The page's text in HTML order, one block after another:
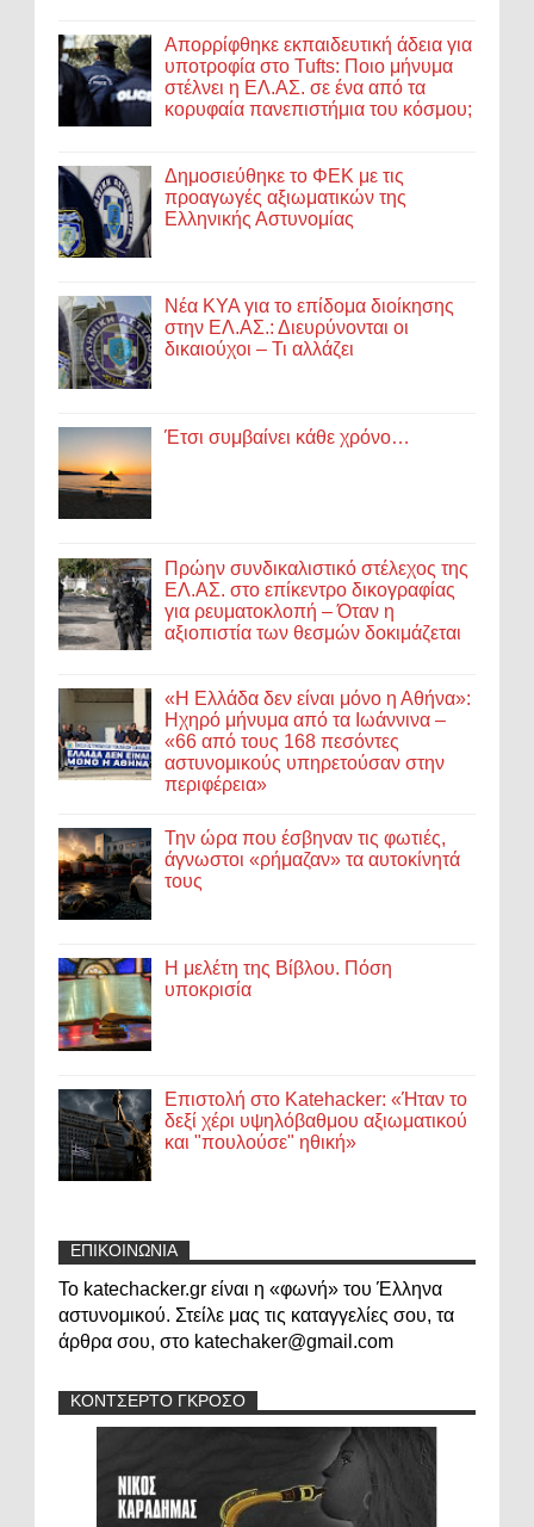
Απορρίφθηκε εκπαιδευτική άδεια για
υποτροφία στο Tufts: Ποιο μήνυμα
στέλνει η ΕΛ.ΑΣ. σε ένα από τα
κορυφαία πανεπιστήμια του κόσμου;
Δημοσιεύθηκε το ΦΕΚ με τις
προαγωγές αξιωματικών της
Ελληνικής Αστυνομίας
Νέα ΚΥΑ για το επίδομα διοίκησης
στην ΕΛ.ΑΣ.: Διευρύνονται οι
δικαιούχοι – Τι αλλάζει
Έτσι συμβαίνει κάθε χρόνο…
Πρώην συνδικαλιστικό στέλεχος της
ΕΛ.ΑΣ. στο επίκεντρο δικογραφίας
για ρευματοκλοπή – Όταν η
αξιοπιστία των θεσμών δοκιμάζεται
«Η Ελλάδα δεν είναι μόνο η Αθήνα»:
Ηχηρό μήνυμα από τα Ιωάννινα –
«66 από τους 168 πεσόντες
αστυνομικούς υπηρετούσαν στην
περιφέρεια»
Την ώρα που έσβηναν τις φωτιές,
άγνωστοι «ρήμαζαν» τα αυτοκίνητά
τους
Η μελέτη της Βίβλου. Πόση
υποκρισία
Επιστολή στο Katehacker: «Ήταν το
δεξί χέρι υψηλόβαθμου αξιωματικού
και "πουλούσε" ηθική»
ΕΠΙΚΟΙΝΩΝΙΑ
Το katechacker.gr είναι η «φωνή» του Έλληνα
αστυνομικού. Στείλε μας τις καταγγελίες σου, τα
άρθρα σου, στο katechaker@gmail.com
ΚΟΝΤΣΕΡΤΟ ΓΚΡΟΣΟ